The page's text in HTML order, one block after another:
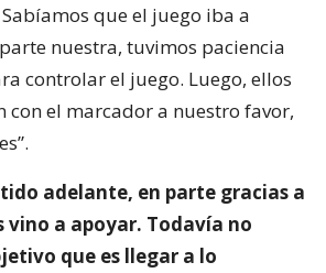
que el juego iba a
nuestra, tuvimos paciencia
controlar el juego. Luego, ellos
con el marcador a nuestro favor,
adelante, en parte gracias a
vino a apoyar. Todavía no
que es llegar a lo